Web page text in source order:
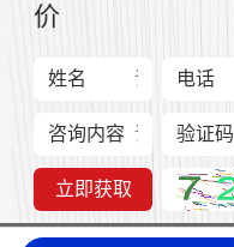
价
姓名 电话
咨询内容 验证码
立即获取